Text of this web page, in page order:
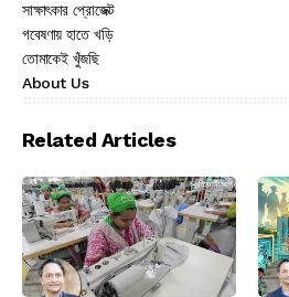
সাক্ষাৎকার প্রোজেক্ট
গবেষণায় হাতে খড়ি
তোমাকেই খুঁজছি
About Us
Related Articles